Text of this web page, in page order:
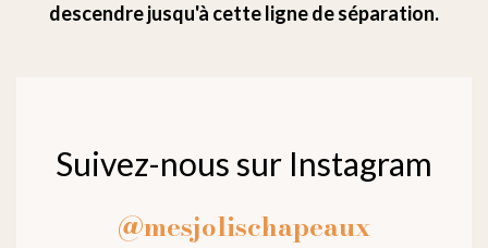
descendre jusqu'à cette ligne de séparation.
Suivez-nous sur Instagram
@mesjolischapeaux